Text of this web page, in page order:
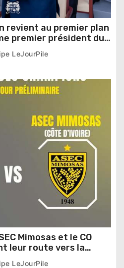
revient au premier plan
premier président du
LeJourPile
Mimosas et le CO
leur route vers la
LeJourPile